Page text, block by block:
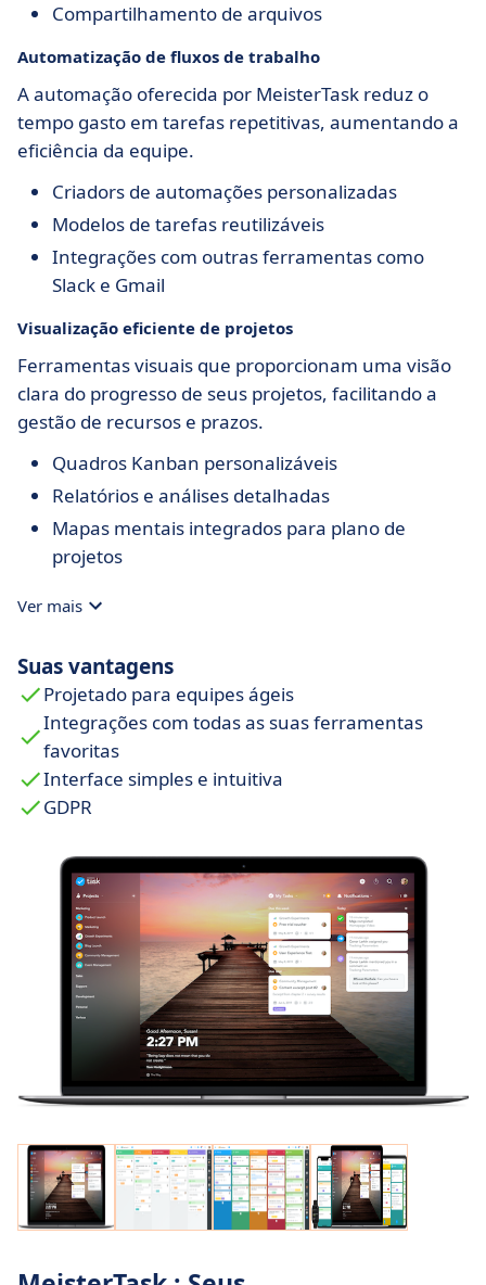
Compartilhamento de arquivos
Automatização de fluxos de trabalho
A automação oferecida por MeisterTask reduz o
tempo gasto em tarefas repetitivas, aumentando a
eficiência da equipe.
Criadors de automações personalizadas
Modelos de tarefas reutilizáveis
Integrações com outras ferramentas como
Slack e Gmail
Visualização eficiente de projetos
Ferramentas visuais que proporcionam uma visão
clara do progresso de seus projetos, facilitando a
gestão de recursos e prazos.
Quadros Kanban personalizáveis
Relatórios e análises detalhadas
Mapas mentais integrados para plano de
projetos
Ver mais
Suas vantagens
Projetado para equipes ágeis
Integrações com todas as suas ferramentas
favoritas
Interface simples e intuitiva
GDPR